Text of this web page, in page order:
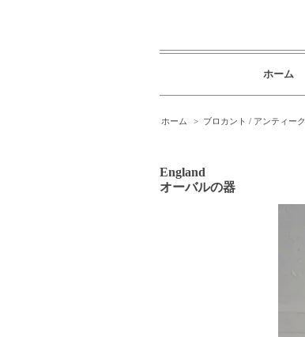
ホーム
ホーム > ブロカント / アンティーク
England
オーバルの器